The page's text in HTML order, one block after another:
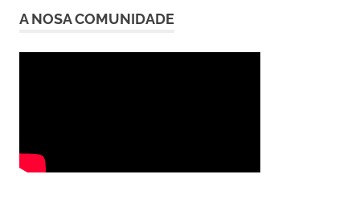
A NOSA COMUNIDADE